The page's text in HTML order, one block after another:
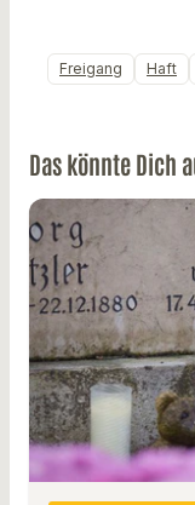
Freigang Haft
Das könnte Dich